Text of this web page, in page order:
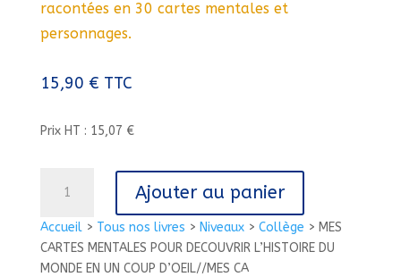
Accueil> Tous nos livres > Niveaux> Collège > MES
CARTES MENTALES POUR DECOUVRIR L’HISTOIRE DU
MONDE EN UN COUP D’OEIL//MES CA
racontées en 30 cartes mentales et
personnages.
15,90 € TTC
Prix HT : 15,07 €
MES
CARTES
MENTALES
Ajouter au panier